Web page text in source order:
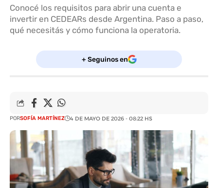
Conocé los requisitos para abrir una cuenta e
invertir en CEDEARs desde Argentina. Paso a paso,
qué necesitás y cómo funciona la operatoria.
+ Seguinos en
PORSOFÍA MARTÍNEZ 4 DE MAYO DE 2026 - 08:22 HS